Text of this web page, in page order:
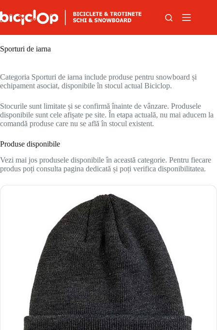
Sporturi de iarna
Categoria Sporturi de iarna include produse pentru snowboard și
echipament asociat, disponibile în stocul actual Biciclop.
Stocurile sunt limitate și se confirmă înainte de vânzare. Produsele
disponibile sunt cele afișate pe site. În etapa actuală, nu mai aducem la
comandă produse care nu se află în stocul existent.
Produse disponibile
Vezi mai jos produsele disponibile în această categorie. Pentru fiecare
produs poți consulta pagina dedicată și poți verifica disponibilitatea.